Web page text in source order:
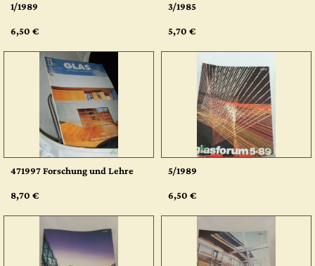
1/1989
6,50 €
3/1985
5,70 €
471997 Forschung und Lehre
8,70 €
5/1989
6,50 €